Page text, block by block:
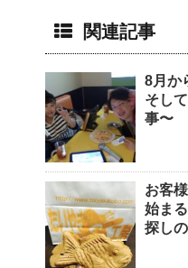
関連記事
8月か
そし
事〜
お客
始ま
探し